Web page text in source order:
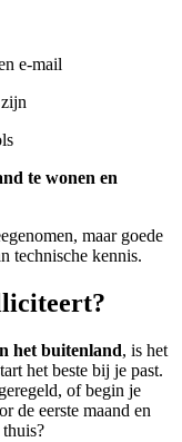
e-mail
te wonen en
maar goede
technische kennis.
het buitenland, is het
het beste bij je past.
of begin je
de eerste maand en